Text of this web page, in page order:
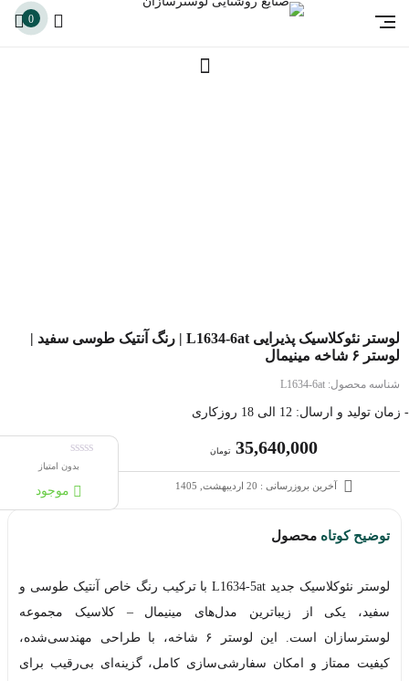
0
لوستر نئوکلاسیک پذیرایی L1634-6at | رنگ آنتیک طوسی سفید |
لوستر ۶ شاخه مینیمال
شناسه محصول: L1634-6at
- زمان تولید و ارسال: 12 الی 18 روزکاری
35,640,000 تومان
آخرین بروزرسانی : 20 اردیبهشت, 1405
بدون امتیاز
موجود
توضیح کوتاه محصول
لوستر نئوکلاسیک جدید L1634-5at با ترکیب رنگ خاص آنتیک طوسی و
سفید، یکی از زیباترین مدل‌های مینیمال – کلاسیک مجموعه
لوسترسازان است. این لوستر ۶ شاخه، با طراحی مهندسی‌شده،
کیفیت ممتاز و امکان سفارشی‌سازی کامل، گزینه‌ای بی‌رقیب برای